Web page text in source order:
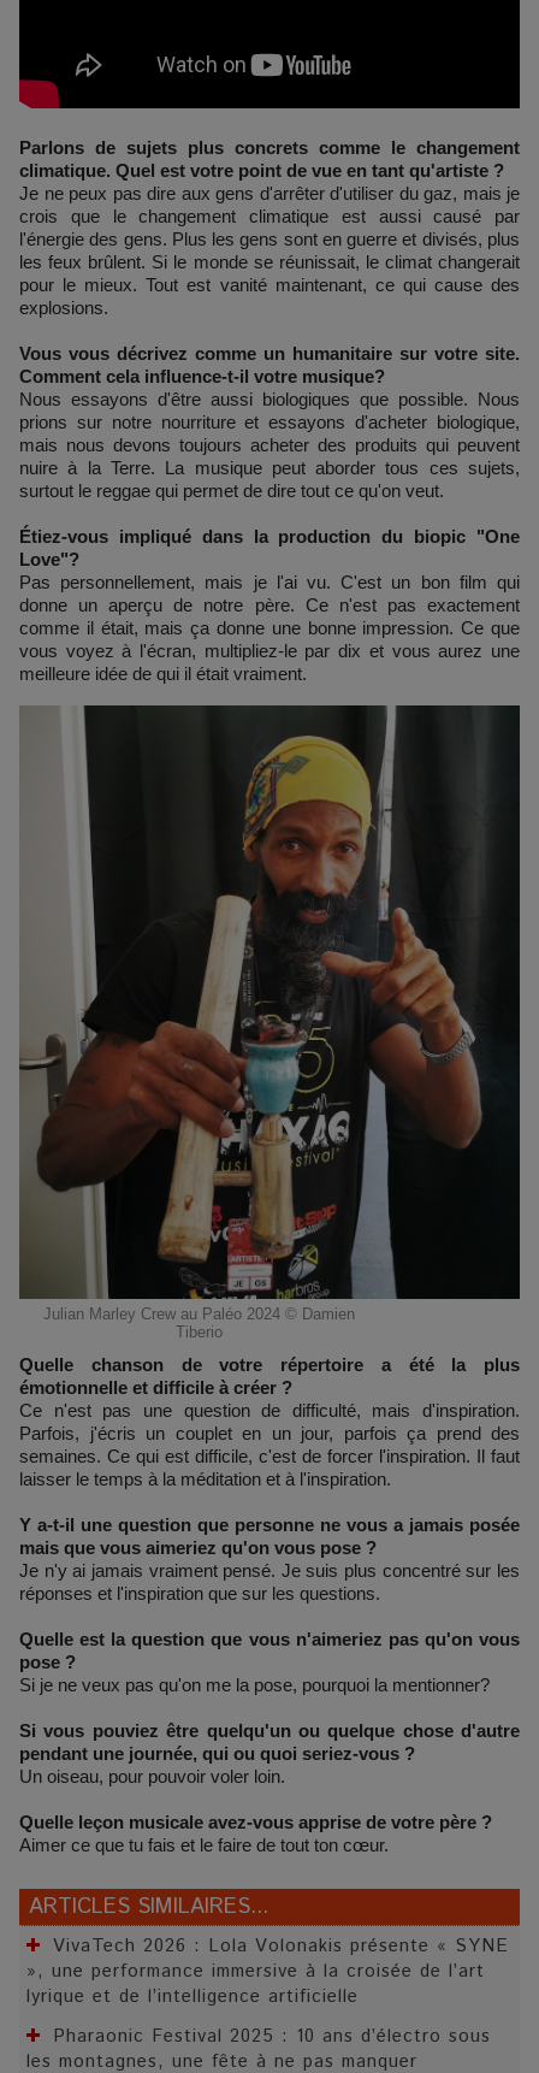
Parlons de sujets plus concrets comme le changement
climatique. Quel est votre point de vue en tant qu'artiste ?
Je ne peux pas dire aux gens d'arrêter d'utiliser du gaz, mais je
crois que le changement climatique est aussi causé par
l'énergie des gens. Plus les gens sont en guerre et divisés, plus
les feux brûlent. Si le monde se réunissait, le climat changerait
pour le mieux. Tout est vanité maintenant, ce qui cause des
explosions.
Vous vous décrivez comme un humanitaire sur votre site.
Comment cela influence-t-il votre musique?
Nous essayons d'être aussi biologiques que possible. Nous
prions sur notre nourriture et essayons d'acheter biologique,
mais nous devons toujours acheter des produits qui peuvent
nuire à la Terre. La musique peut aborder tous ces sujets,
surtout le reggae qui permet de dire tout ce qu'on veut.
Étiez-vous impliqué dans la production du biopic "One
Love"?
Pas personnellement, mais je l'ai vu. C'est un bon film qui
donne un aperçu de notre père. Ce n'est pas exactement
comme il était, mais ça donne une bonne impression. Ce que
vous voyez à l'écran, multipliez-le par dix et vous aurez une
meilleure idée de qui il était vraiment.
Julian Marley Crew au Paléo 2024 © Damien
Tiberio
Quelle chanson de votre répertoire a été la plus
émotionnelle et difficile à créer ?
Ce n'est pas une question de difficulté, mais d'inspiration.
Parfois, j'écris un couplet en un jour, parfois ça prend des
semaines. Ce qui est difficile, c'est de forcer l'inspiration. Il faut
laisser le temps à la méditation et à l'inspiration.
Y a-t-il une question que personne ne vous a jamais posée
mais que vous aimeriez qu'on vous pose ?
Je n'y ai jamais vraiment pensé. Je suis plus concentré sur les
réponses et l'inspiration que sur les questions.
Quelle est la question que vous n'aimeriez pas qu'on vous
pose ?
Si je ne veux pas qu'on me la pose, pourquoi la mentionner?
Si vous pouviez être quelqu'un ou quelque chose d'autre
pendant une journée, qui ou quoi seriez-vous ?
Un oiseau, pour pouvoir voler loin.
Quelle leçon musicale avez-vous apprise de votre père ?
Aimer ce que tu fais et le faire de tout ton cœur.
ARTICLES SIMILAIRES...
VivaTech 2026 : Lola Volonakis présente « SYNE
», une performance immersive à la croisée de l’art
lyrique et de l’intelligence artificielle
Pharaonic Festival 2025 : 10 ans d’électro sous
les montagnes, une fête à ne pas manquer